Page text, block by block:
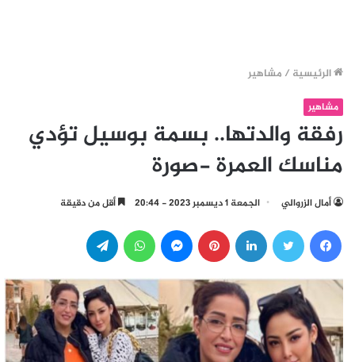
الرئيسية / مشاهير
مشاهير
رفقة والدتها.. بسمة بوسيل تؤدي
مناسك العمرة -صورة
أمال الزروالي الجمعة 1 ديسمبر 2023 - 20:44 أقل من دقيقة